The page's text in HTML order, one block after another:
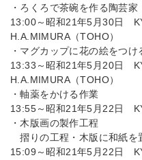
・ろくろで茶碗を作る陶芸家
13:00～昭和21年5月30日
H.A.MIMURA（TOHO）
・マグカップに花の絵をつけ
13:33～昭和21年5月20日
H.A.MIMURA（TOHO）
・軸薬をかける作業
13:55～昭和21年5月22日
・木版画の製作工程
摺りの工程・木版に和紙を
15:09～昭和21年5月22日